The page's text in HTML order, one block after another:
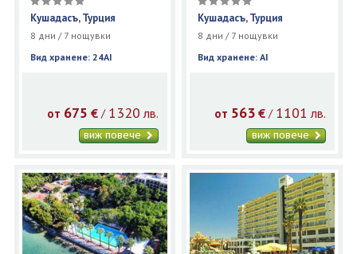
Кушадасъ, Турция
8 дни / 7 нощувки
Вид хранене: 24AI
от 675 €/ 1320 лв.
виж повече
Кушадасъ, Турция
8 дни / 7 нощувки
Вид хранене: AI
от 563 € / 1101 лв.
виж повече